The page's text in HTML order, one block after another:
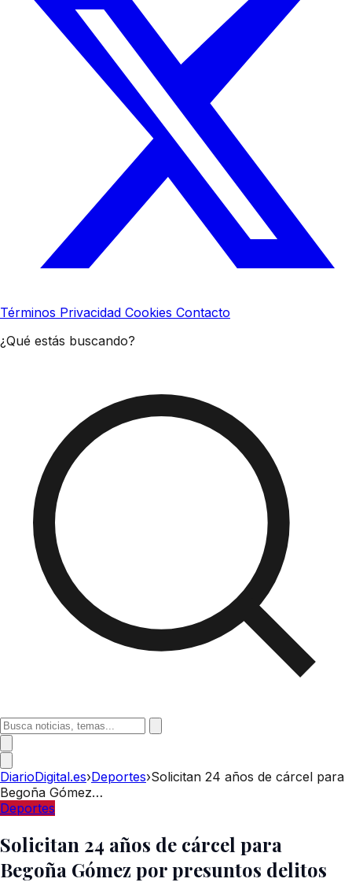
Términos Privacidad Cookies Contacto
¿Qué estás buscando?
DiarioDigital.es›Deportes›Solicitan 24 años de cárcel para
Begoña Gómez…
Deportes
Solicitan 24 años de cárcel para
Begoña Gómez por presuntos delitos